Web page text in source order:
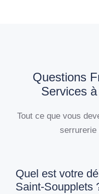
Questions
Services
Tout ce que vous
serrurerie
Quel est votre
Saint-Soupplets